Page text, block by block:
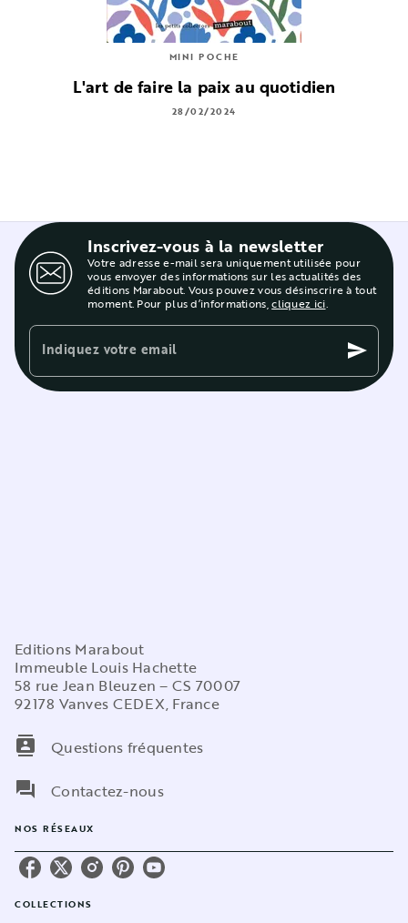
MINI POCHE
L'art de faire la paix au quotidien
28/02/2024
Inscrivez-vous à la newsletter
Votre adresse e-mail sera uniquement utilisée pour
vous envoyer des informations sur les actualités des
éditions Marabout. Vous pouvez vous désinscrire à tout
moment. Pour plus d’informations,cliquez ici.
Indiquez votre email send
Editions Marabout
Immeuble Louis Hachette
58 rue Jean Bleuzen – CS 70007
92178 Vanves CEDEX, France
contacts
Questions fréquentes
question_answer
Contactez-nous
NOS RÉSEAUX
COLLECTIONS